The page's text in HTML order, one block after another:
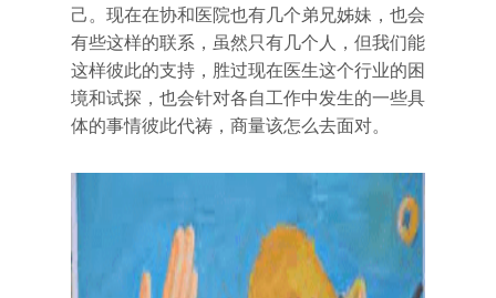
己。现在在协和医院也有几个弟兄姊妹，也会
有些这样的联系，虽然只有几个人，但我们能
这样彼此的支持，胜过现在医生这个行业的困
境和试探，也会针对各自工作中发生的一些具
体的事情彼此代祷，商量该怎么去面对。